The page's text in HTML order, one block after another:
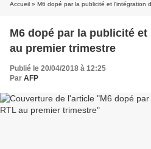
Accueil » M6 dopé par la publicité et l'intégration
M6 dopé par la publicité
au premier trimestre
Publié le 20/04/2018 à 12:25
Par AFP